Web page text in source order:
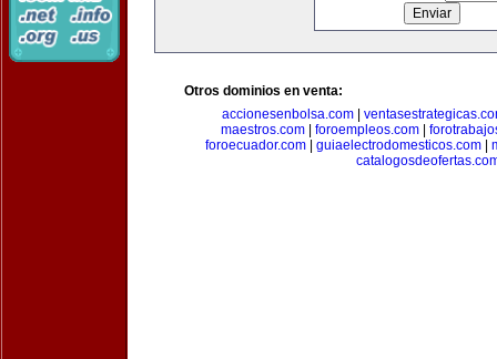
Otros dominios en venta:
accionesenbolsa.com|
maestros.com| foroempleos.com|
foroecuador.com| guiaelectrodomesticos.com|